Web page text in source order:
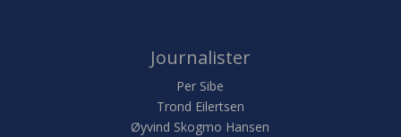
Journalister
Per Sibe
Trond Eilertsen
Øyvind Skogmo Hansen